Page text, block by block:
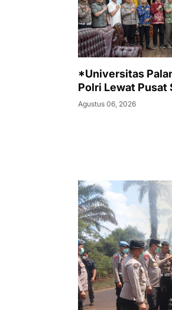
*Universitas
Polri Lewat
Agustus 06, 2026